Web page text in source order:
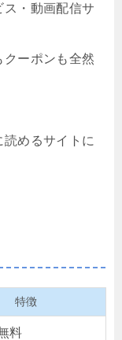
・動画配信サ
ーポンも全然
読めるサイトに
特徴
料